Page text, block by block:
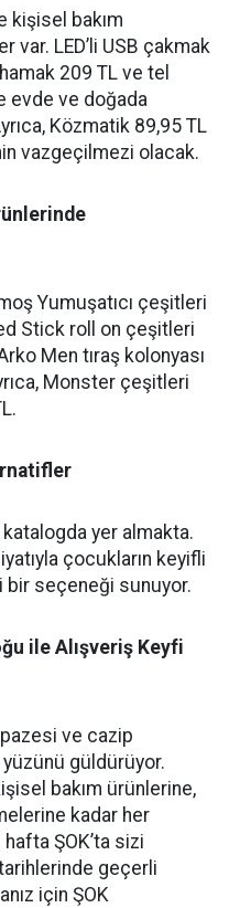
kişisel bakım
var. LED’li USB çakmak
209 TL ve tel
evde ve doğada
Közmatik 89,95 TL
vazgeçilmezi olacak.
Yumuşatıcı çeşitleri
Stick roll on çeşitleri
Men tıraş kolonyası
Monster çeşitleri
yer almakta.
çocukların keyifli
seçeneği sunuyor.
ile Alışveriş Keyfi
ve cazip
güldürüyor.
bakım ürünlerine,
kadar her
ŞOK’ta sizi
geçerli
için ŞOK